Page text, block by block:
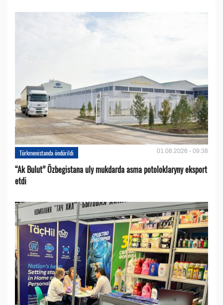
Türkmenistanda öndürildi 01.08.2026 - 09:38
“Ak Bulut” Özbegistana uly mukdarda asma potoloklaryny eksport
etdi